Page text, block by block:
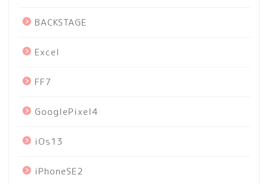
BACKSTAGE
Excel
FF7
GooglePixel4
iOs13
iPhoneSE2